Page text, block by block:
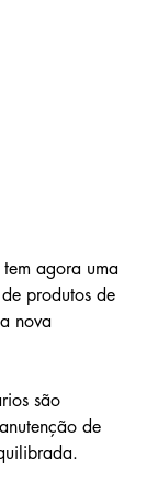
agora uma
produtos de
nova
são
de